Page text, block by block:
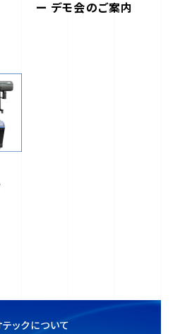
ー デモ会のご案内
ックについて